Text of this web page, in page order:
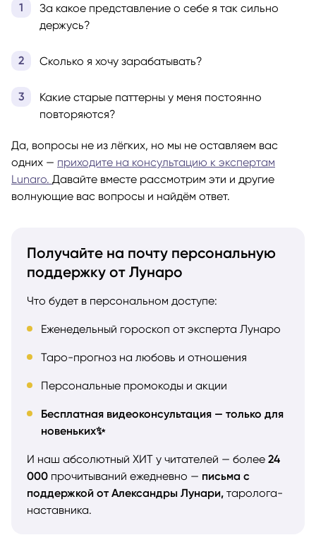
За какое представление о себе я так сильно
держусь?
Сколько я хочу зарабатывать?
Какие старые паттерны у меня постоянно
повторяются?
Да, вопросы не из лёгких, но мы не оставляем вас
одних — приходите на консультацию к экспертам
Lunaro. Давайте вместе рассмотрим эти и другие
волнующие вас вопросы и найдём ответ.
Получайте на почту персональную
поддержку от Лунаро
Что будет в персональном доступе:
Еженедельный гороскоп от эксперта Лунаро
Таро-прогноз на любовь и отношения
Персональные промокоды и акции
Бесплатная видеоконсультация — только для
новеньких✨
И наш абсолютный ХИТ у читателей — более 24
000 прочитываний ежедневно — письма с
поддержкой от Александры Лунари, таролога-
наставника.